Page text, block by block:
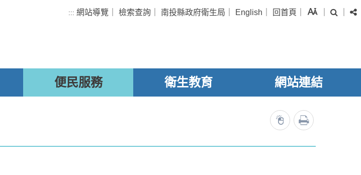
::: 網站導覽 檢索查詢 南投縣政府衛生局 English 回首頁 字級 搜尋
便民服務 衛生教育 網站連結